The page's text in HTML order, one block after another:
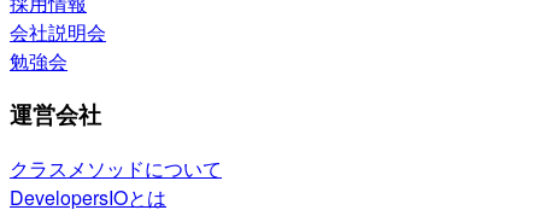
会社説明会
勉強会
運営会社
クラスメソッドについて
DevelopersIOとは